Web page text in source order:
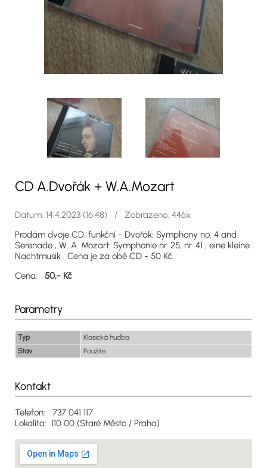
CD A.Dvořák + W.A.Mozart
Datum: 14.4.2023 (16:48) / Zobrazeno: 446x
Prodám dvoje CD, funkční - Dvořák: Symphony no. 4 and
Serenade , W. A. Mozart: Symphonie nr. 25, nr. 41 , eine kleine
Nachtmusik . Cena je za obě CD - 50 Kč.
Cena: 50,- Kč
Parametry
Typ
Klasická hudba
Stav
Použité
Kontakt
Telefon: 737 041 117
Lokalita: 110 00 (Staré Město / Praha)